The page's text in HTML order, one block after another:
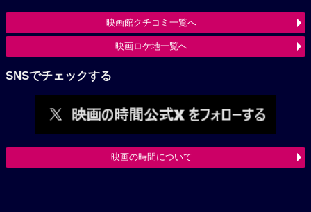
映画館クチコミ一覧へ
映画ロケ地一覧へ
SNSでチェックする
映画の時間について